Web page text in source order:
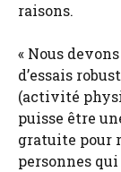
raisons.
« Nous
d’essais
(activité
puisse être
gratuite pour
personnes